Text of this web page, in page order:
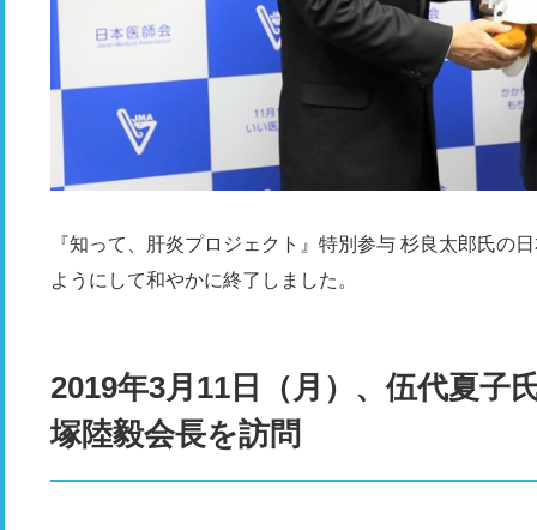
『知って、肝炎プロジェクト』特別参与 杉良太郎氏の
ようにして和やかに終了しました。
2019年3月11日（月）、伍代夏子
塚陸毅会長を訪問